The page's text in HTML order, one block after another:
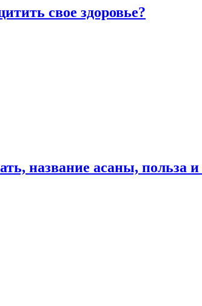
свое здоровье?
название асаны, польза